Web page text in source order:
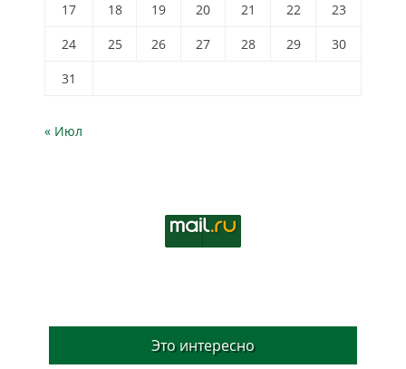
17
18 19 20 21 22
23
24
25 26 27 28 29
30
31
« Июл
Это интересно